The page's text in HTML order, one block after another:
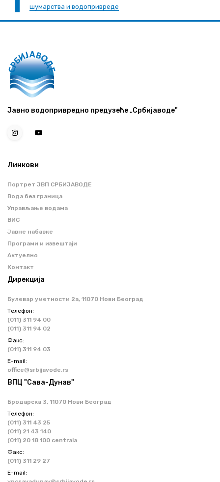
шумарства и водопривреде
Јавно водопривредно предузеће „Србијаводе"
Линкови
Портрет ЈВП СРБИЈАВОДЕ
Вода без граница
Управљање водама
ВИС
Јавне набавке
Програми и извештаји
Актуелно
Контакт
Дирекција
Булевар уметности 2a, 11070 Нови Београд
Телефон:
(011) 311 94 00
(011) 311 94 02
Факс:
(011) 311 94 03
Е-mail:
office@srbijavode.rs
ВПЦ "Сава-Дунав"
Бродарска 3, 11070 Нови Београд
Телефон:
(011) 311 43 25
(011) 21 43 140
(011) 20 18 100 centrala
Факс:
(011) 311 29 27
Е-mail: